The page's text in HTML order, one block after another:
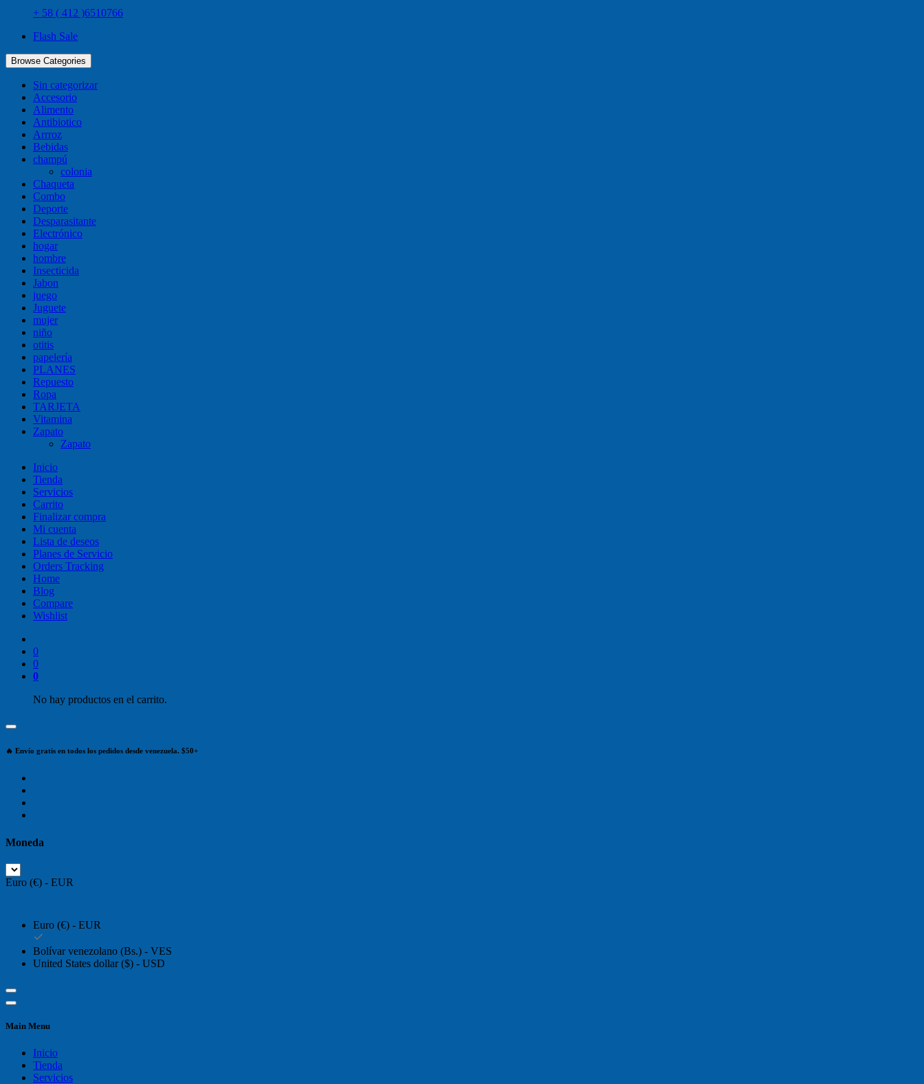
+ 58 ( 412 )6510766
Flash Sale
Browse Categories
Sin categorizar
Accesorio
Alimento
Antibiotico
Arrroz
Bebidas
champú
colonia
Chaqueta
Combo
Deporte
Desparasitante
Electrónico
hogar
hombre
Insecticida
Jabon
juego
Juguete
mujer
niño
otitis
papelería
PLANES
Repuesto
Ropa
TARJETA
Vitamina
Zapato
Zapato
Inicio
Tienda
Servicios
Carrito
Finalizar compra
Mi cuenta
Lista de deseos
Planes de Servicio
Orders Tracking
Home
Blog
Compare
Wishlist
0
0
0
No hay productos en el carrito.
🔥 Envío gratis en todos los pedidos desde venezuela. $50+
Moneda
Euro (€) - EUR
Euro (€) - EUR
Bolívar venezolano (Bs.) - VES
United States dollar ($) - USD
Main Menu
Inicio
Tienda
Servicios